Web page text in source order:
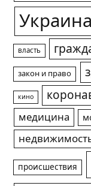
Украина
власть
закон и право
кино
медицина
происшествия